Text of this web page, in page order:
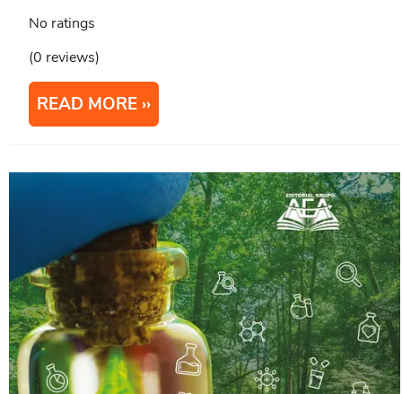
No ratings
(0 reviews)
READ MORE